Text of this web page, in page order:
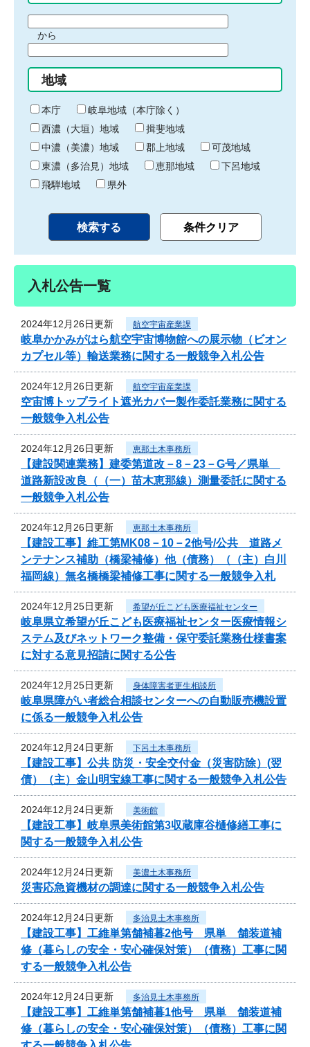
間
始
り
から
間
終
わ
り
地域
本庁
岐阜地域（本庁除く）
西濃（大垣）地域
揖斐地域
中濃（美濃）地域
郡上地域
可茂地域
東濃（多治見）地域
恵那地域
下呂地域
飛騨地域
県外
入札公告一覧
2024年12月26日更新 航空宇宙産業課
岐阜かかみがはら航空宇宙博物館への展示物（ビオン
カプセル等）輸送業務に関する一般競争入札公告
2024年12月26日更新 航空宇宙産業課
空宙博トップライト遮光カバー製作委託業務に関する
一般競争入札公告
2024年12月26日更新 恵那土木事務所
【建設関連業務】建委第道改－8－23－G号／県単
道路新設改良（（一）苗木恵那線）測量委託に関する
一般競争入札公告
2024年12月26日更新 恵那土木事務所
【建設工事】維工第MK08－10－2他号/公共 道路メ
ンテナンス補助（橋梁補修）他（債務）（（主）白川
福岡線）無名橋橋梁補修工事に関する一般競争入札
2024年12月25日更新 希望が丘こども医療福祉センター
岐阜県立希望が丘こども医療福祉センター医療情報シ
ステム及びネットワーク整備・保守委託業務仕様書案
に対する意見招請に関する公告
2024年12月25日更新 身体障害者更生相談所
岐阜県障がい者総合相談センターへの自動販売機設置
に係る一般競争入札公告
2024年12月24日更新 下呂土木事務所
【建設工事】公共 防災・安全交付金（災害防除）(翌
債）（主）金山明宝線工事に関する一般競争入札公告
2024年12月24日更新 美術館
【建設工事】岐阜県美術館第3収蔵庫谷樋修繕工事に
関する一般競争入札公告
2024年12月24日更新 美濃土木事務所
災害応急資機材の調達に関する一般競争入札公告
2024年12月24日更新 多治見土木事務所
【建設工事】工維単第舗補暮2他号 県単 舗装道補
修（暮らしの安全・安心確保対策）（債務）工事に関
する一般競争入札公告
2024年12月24日更新 多治見土木事務所
【建設工事】工維単第舗補暮1他号 県単 舗装道補
修（暮らしの安全・安心確保対策）（債務）工事に関